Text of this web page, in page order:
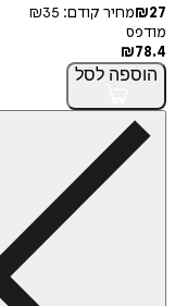
₪27 מחיר קודם: ₪35
מודפס
₪78.4
הוספה לסל